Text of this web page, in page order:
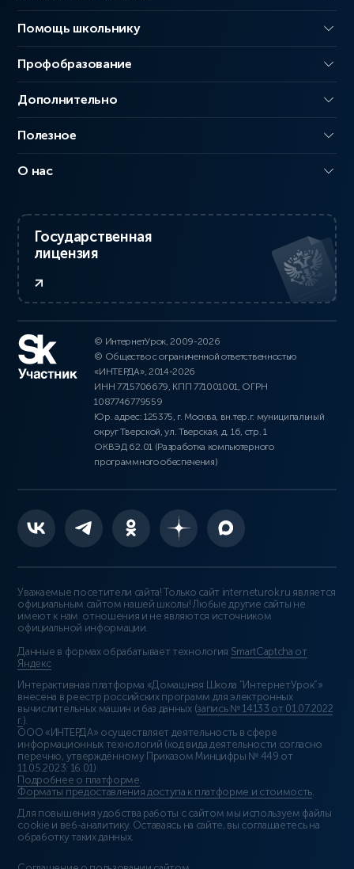
Помощь школьнику
Профобразование
Дополнительно
Полезное
О нас
Государственная
лицензия
© ИнтернетУрок, 2009-2026
© Общество с ограниченной ответственностью
«ИНТЕРДА», 2014-2026
ИНН 7715706679, КПП 771001001, ОГРН
1087746779559
Юр. адрес: 125375, г. Москва, вн.тер.г. муниципальный
округ Тверской, ул. Тверская, д. 16, стр. 1
ОКВЭД 62.01 (Разработка компьютерного
программного обеспечения)
Уважаемые посетители сайта! Только сайт interneturok.ru является
официальным сайтом нашей школы! Любые другие сайты не
имеют к нам отношения и не являются источником
официальной информации.
Данные в формах обрабатывает технология SmartCaptcha от
Яндекс
Интерактивная платформа «Домашняя Школа “ИнтернетУрок”»
внесена в реестр российских программ для электронных
вычислительных машин и баз данных (запись № 14133 от 01.07.2022
г.).
ООО «ИНТЕРДА» осуществляет деятельность в сфере
информационных технологий (код вида деятельности согласно
перечню, утверждённому Приказом Минцифры № 449 от
11.05.2023: 16.01)
Подробнее о платформе.
Форматы предоставления доступа к платформе и стоимость.
Для повышения удобства работы с сайтом мы используем файлы
cookie и веб-аналитику. Оставаясь на сайте, вы соглашаетесь на
обработку таких данных.